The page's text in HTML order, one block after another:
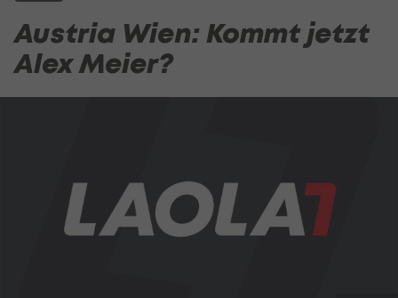
Austria Wien: Kommt jetzt
Alex Meier?